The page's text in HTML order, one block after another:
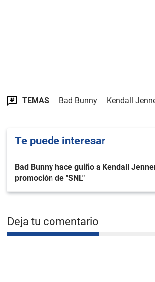
TEMAS Bad Bunny Kendall
Te puede interesar
Bad Bunny hace guiño a Kendall
promoción de "SNL"
Deja tu comentario